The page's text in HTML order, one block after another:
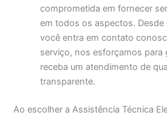
comprometida em fornecer
em todos os aspectos.
você entra em contato
serviço, nos esforçamos para
receba um atendimento de
transparente.
Ao escolher a Assistência Técnica